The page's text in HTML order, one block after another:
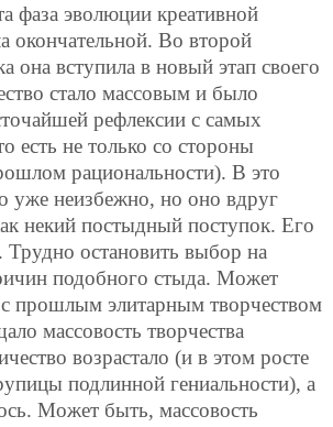
фаза эволюции креативной
окончательной. Во второй
она вступила в новый этап своего
стало массовым и было
рефлексии с самых
есть не только со стороны
рациональности). В это
уже неизбежно, но оно вдруг
некий постыдный поступок. Его
Трудно остановить выбор на
подобного стыда. Может
прошлым элитарным творчеством
массовость творчества
возрастало (и в этом росте
подлинной гениальности), а
Может быть, массовость